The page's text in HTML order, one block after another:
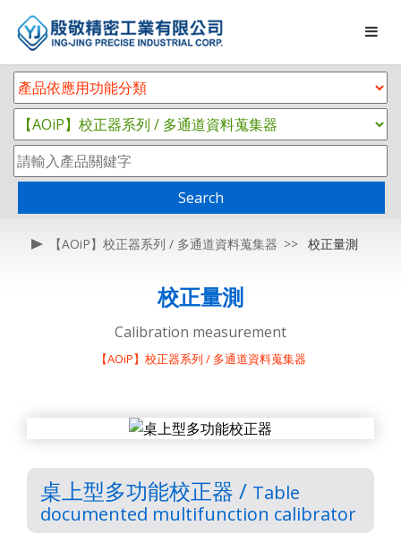
Search
【AOiP】校正器系列 / 多通道資料蒐集器 校正量測
校正量測
Calibration measurement
【AOiP】校正器系列 / 多通道資料蒐集器
桌上型多功能校正器 / Table
documented multifunction calibrator